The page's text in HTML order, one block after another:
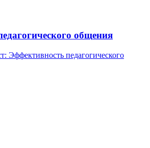
общения
Эффективность педагогического